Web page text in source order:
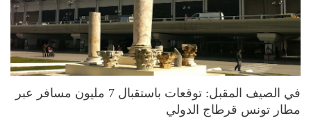
في الصيف المقبل: توقعات باستقبال 7 مليون مسافر عبر
مطار تونس قرطاج الدولي